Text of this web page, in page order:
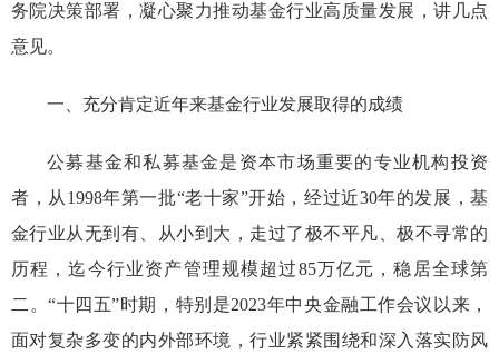
务院决策部署，凝心聚力推动基金行业高质量发展，讲几点
意见。
一、充分肯定近年来基金行业发展取得的成绩
公募基金和私募基金是资本市场重要的专业机构投资
者， 从1998年第一批“老十家”开始，经过近30年的发展 ，基
金行业从无到有、从小到大，走过了极不平凡、极不寻常的
历程 ，迄今行业资产管理规模超过85万亿元，稳居全球第
二。“十四五”时期，特别是2023年中央金融工作会议以来，
面对复杂多变的内外部环境，行业紧紧围绕和深入落实防风